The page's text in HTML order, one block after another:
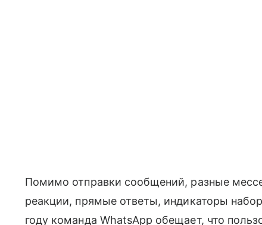
Помимо отправки сообщений, разные
реакции, прямые ответы, индикаторы
году команда WhatsApp обещает, что